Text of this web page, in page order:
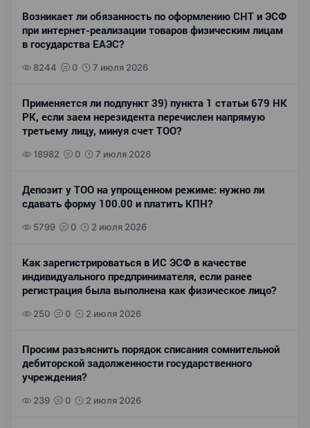
Возникает ли обязанность по оформлению СНТ и ЭСФ
при интернет-реализации товаров физическим лицам
в государства ЕАЭС?
8244 0 7 июля 2026
Применяется ли подпункт 39) пункта 1 статьи 679 НК
РК, если заем нерезидента перечислен напрямую
третьему лицу, минуя счет ТОО?
18982 0 7 июля 2026
Депозит у ТОО на упрощенном режиме: нужно ли
сдавать форму 100.00 и платить КПН?
5799 0 2 июля 2026
Как зарегистрироваться в ИС ЭСФ в качестве
индивидуального предпринимателя, если ранее
регистрация была выполнена как физическое лицо?
250 0 2 июля 2026
Просим разъяснить порядок списания сомнительной
дебиторской задолженности государственного
учреждения?
239 0 2 июля 2026